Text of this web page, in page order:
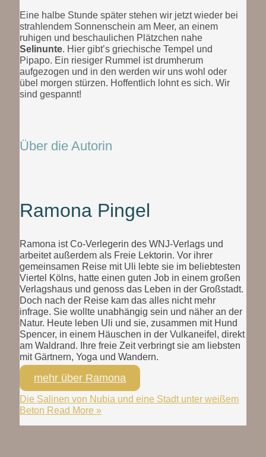
Eine halbe Stunde später stehen wir jetzt wieder bei
strahlendem Sonnenschein am Meer, an einem
ruhigen und beschaulichen Plätzchen nahe
Selinunte. Hier gibt’s griechische Tempel und
Pipapo. Ein riesiger Rummel ist drumherum
aufgezogen und in den werden wir uns wohl oder
übel morgen stürzen. Hoffentlich lohnt es sich. Wir
sind gespannt!
Über die Autorin
Ramona Pingel
Ramona ist Co-Verlegerin des WNJ-Verlags und
arbeitet außerdem als Freie Lektorin. Vor ihrer
gemeinsamen Reise mit Uli lebte sie im beliebtesten
Viertel Kölns, hatte einen guten Job in einem großen
Verlagshaus und genoss das Leben in der Großstadt.
Doch nach der Reise kam das alles nicht mehr
infrage. Sie wollte unabhängig sein und näher an der
Natur. Heute leben Uli und sie, zusammen mit Hund
Spencer, in einem Häuschen in der Vulkaneifel, direkt
am Waldrand. Ihre freie Zeit verbringt sie am liebsten
mit Gärtnern, Yoga und Wandern.
mehr über Ramona
Die Salinen von Nubia und eine Stadt unter weißem
Beton Read More »